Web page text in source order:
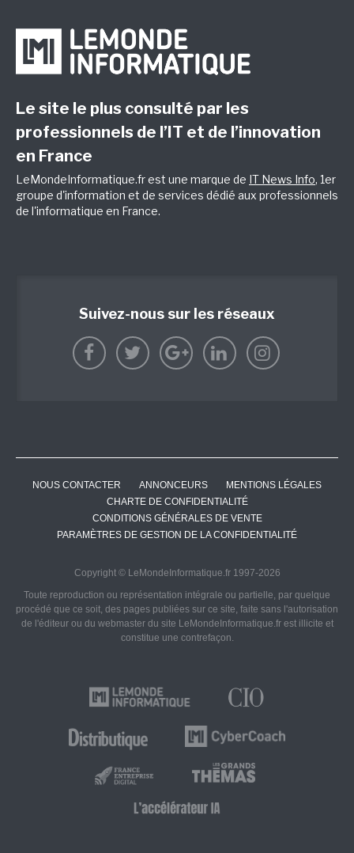
Le site le plus consulté par les
professionnels de l’IT et de l’innovation
en France
LeMondeInformatique.fr est une marque de IT News Info, 1er
groupe d'information et de services dédié aux professionnels
de l'informatique en France.
Suivez-nous sur les réseaux
NOUS CONTACTER ANNONCEURS
MENTIONS LÉGALES
CHARTE DE CONFIDENTIALITÉ
CONDITIONS GÉNÉRALES DE VENTE
PARAMÈTRES DE GESTION DE LA CONFIDENTIALITÉ
Copyright © LeMondeInformatique.fr 1997-2026
Toute reproduction ou représentation intégrale ou partielle, par quelque
procédé que ce soit, des pages publiées sur ce site, faite sans l'autorisation
de l'éditeur ou du webmaster du site LeMondeInformatique.fr est illicite et
constitue une contrefaçon.